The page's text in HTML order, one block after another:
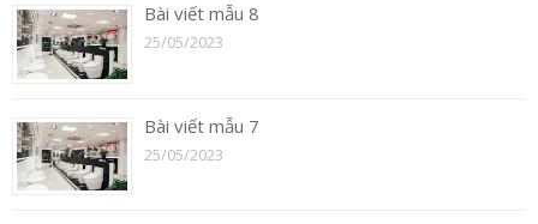
Bài viết mẫu 8
25/05/2023
Bài viết mẫu 7
25/05/2023